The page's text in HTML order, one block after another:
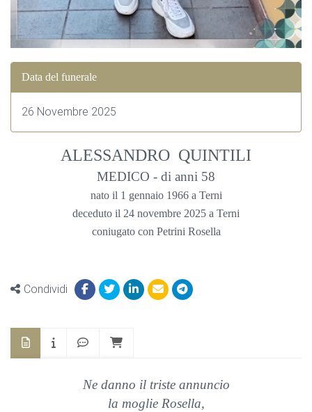
Data del funerale
26 Novembre 2025
ALESSANDRO QUINTILI
MEDICO - di anni 58
nato il 1 gennaio 1966 a Terni
deceduto il 24 novembre 2025 a Terni
coniugato con Petrini Rosella
Condividi
Ne danno il triste annuncio
la moglie Rosella,